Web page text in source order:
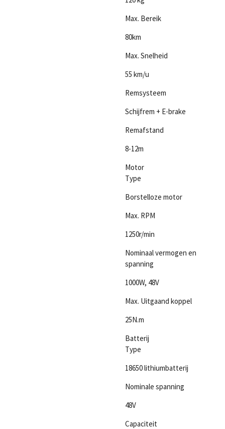
Max. Bereik
80km
Max. Snelheid
55 km/u
Remsysteem
Schijfrem + E-brake
Remafstand
8-12m
Motor
Type
Borstelloze motor
Max. RPM
1250r/min
Nominaal vermogen en
spanning
1000W, 48V
Max. Uitgaand koppel
25N.m
Batterij
Type
18650 lithiumbatterij
Nominale spanning
48V
Capaciteit